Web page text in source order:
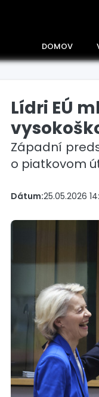
DOMOV
Lídri EÚ
Západní
o piatkovom
Dátum:25.05.2026